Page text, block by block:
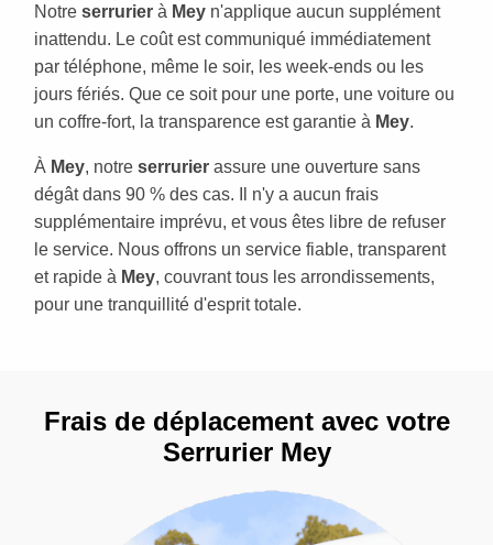
Notre serrurier à Mey n'applique aucun supplément
inattendu. Le coût est communiqué immédiatement
par téléphone, même le soir, les week-ends ou les
jours fériés. Que ce soit pour une porte, une voiture ou
un coffre-fort, la transparence est garantie à Mey.
À Mey, notre serrurier assure une ouverture sans
dégât dans 90 % des cas. Il n'y a aucun frais
supplémentaire imprévu, et vous êtes libre de refuser
le service. Nous offrons un service fiable, transparent
et rapide à Mey, couvrant tous les arrondissements,
pour une tranquillité d'esprit totale.
Frais de déplacement avec votre
Serrurier Mey